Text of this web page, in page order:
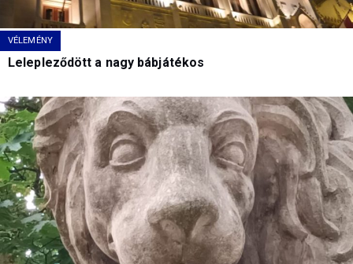
VÉLEMÉNY
Lelepleződött a nagy bábjátékos